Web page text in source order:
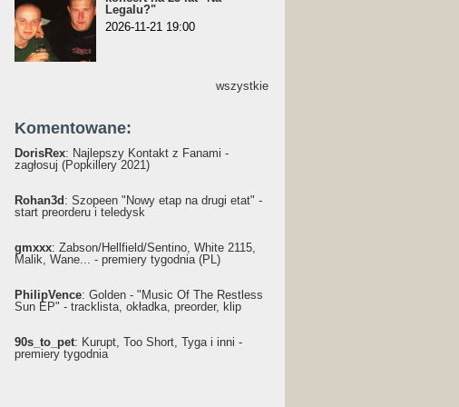
Legalu?"
2026-11-21 19:00
wszystkie
Komentowane:
DorisRex: Najlepszy Kontakt z Fanami -
zagłosuj (Popkillery 2021)
Rohan3d : Szopeen "Nowy etap na drugi etat" -
start preorderu i teledysk
gmxxx: Żabson/Hellfield/Sentino, White 2115,
Malik, Wane... - premiery tygodnia (PL)
PhilipVence: Golden - "Music Of The Restless
Sun EP" - tracklista, okładka, preorder, klip
90s_to_pet: Kurupt, Too Short, Tyga i inni -
premiery tygodnia